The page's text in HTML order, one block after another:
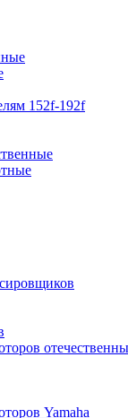
152f-192f
Yamaha